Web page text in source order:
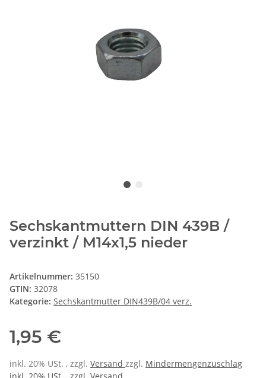
Sechskantmuttern DIN 439B /
verzinkt / M14x1,5 nieder
Artikelnummer: 35150
GTIN: 32078
Kategorie: Sechskantmutter DIN439B/04 verz.
1,95 €
inkl. 20% USt. , zzgl. Versand zzgl. Mindermengenzuschlag